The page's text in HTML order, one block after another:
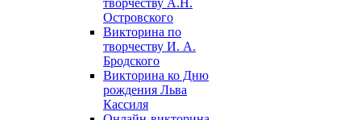
творчеству А.Н.
Островского
Викторина по
творчеству И. А.
Бродского
Викторина ко Дню
рождения Льва
Кассиля